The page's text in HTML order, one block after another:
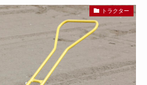
トラクター